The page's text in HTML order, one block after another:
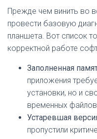
Прежде чем винить во
провести базовую
планшета. Вот список
корректной работе
Заполненная
приложения
установки, но и
временных
Устаревшая
пропустили